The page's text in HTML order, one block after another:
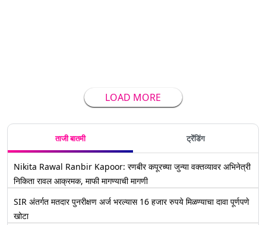
LOAD MORE
ताजी बातमी ट्रेंडिंग
Nikita Rawal Ranbir Kapoor: रणबीर कपूरच्या जुन्या वक्तव्यावर अभिनेत्री
निकिता रावल आक्रमक, माफी मागण्याची मागणी
SIR अंतर्गत मतदार पुनरीक्षण अर्ज भरल्यास 16 हजार रुपये मिळण्याचा दावा पूर्णपणे
खोटा